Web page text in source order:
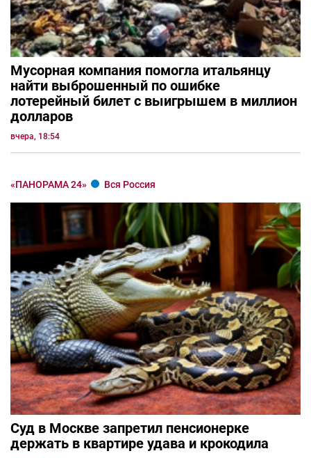
Мусорная компания помогла итальянцу
найти выброшенный по ошибке
лотерейный билет с выигрышем в миллион
долларов
вчера, 18:54
«ПАНОРАМА 24» Вся Россия
Суд в Москве запретил пенсионерке
держать в квартире удава и крокодила